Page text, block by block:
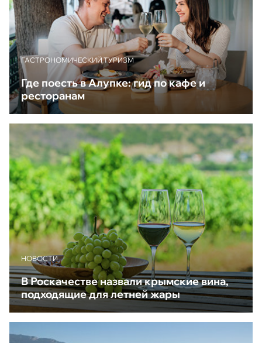
ГАСТРОНОМИЧЕСКИЙ ТУРИЗМ
Где поесть в Алупке: гид по кафе и
ресторанам
НОВОСТИ
В Роскачестве назвали крымские вина,
подходящие для летней жары